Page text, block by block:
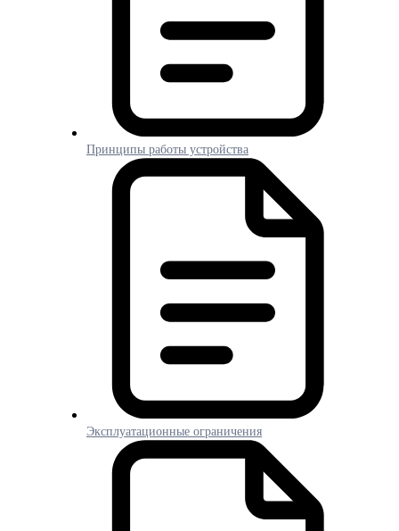
Принципы работы устройства
Эксплуатационные ограничения